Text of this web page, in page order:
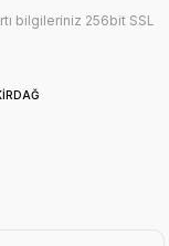
bilgileriniz 256bit SSL